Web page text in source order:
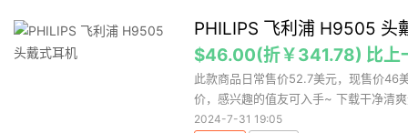
PHILIPS 飞利浦 H9505 头
$46.00(折￥341.78) 比上
此款商品日常售价52.7美元，现售价46
价，感兴趣的值友可入手~ 下载干净清
2024-7-31 19:05